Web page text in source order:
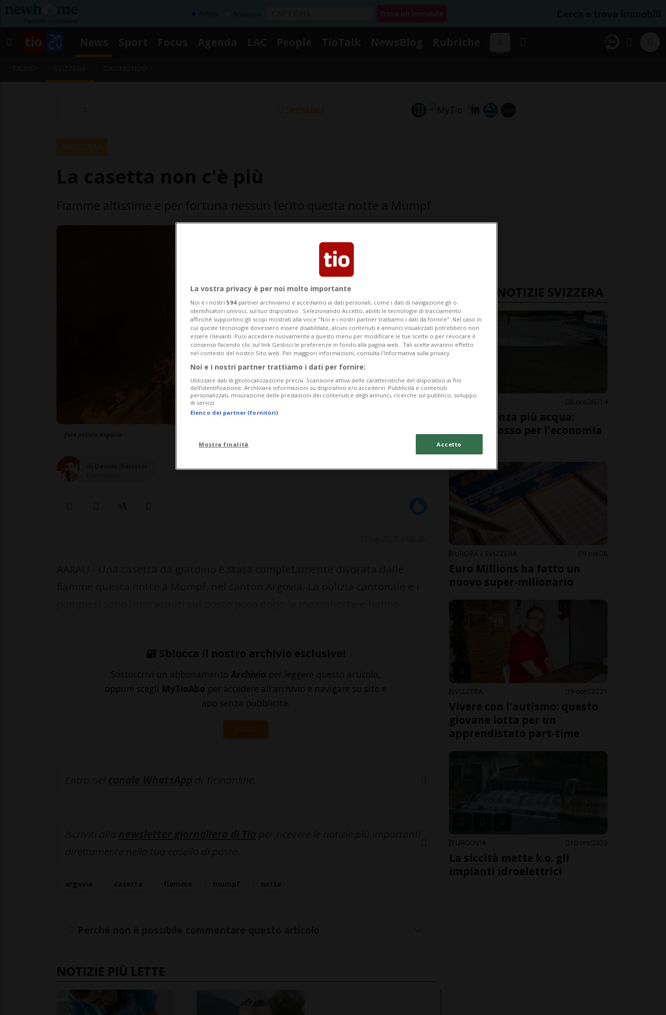
Segnalaci
🔐 Sblocca il nostro archivio esclusivo!
Sottoscrivi un abbonamento Archivio per leggere questo articolo,
oppure scegli MyTioAbo per accedere all'archivio e navigare su sito e
app senza pubblicità.
ACCEDI
NOTIZIE PIÙ LETTE
ULTIME NOTIZIE SVIZZERA
SVIZZERA 8 ore 6 14
Il Reno senza più acqua:
allarme rosso per l'economia
svizzera
EUROPA / SVIZZERA 9 ore 8
Euro Millions ha fatto un
nuovo super-milionario
SVIZZERA 9 ore 2 21
Vivere con l'autismo: questo
giovane lotta per un
apprendistato part-time
TURGOVIA 10 ore 3 9
La siccità mette k.o. gli
impianti idroelettrici
La vostra privacy è per noi molto importante
Noi e i nostri 594 partner archiviamo e accediamo ai dati personali, come i dati di navigazione gli o
identificatori univoci, sul tuo dispositivo . Selezionando Accetto, abiliti le tecnologie di tracciamento
affinché supportino gli scopi mostrati alla voce "Noi e i nostri partner trattiamo i dati da fornire". Nel caso in
cui queste tecnologie dovessero essere disabilitate, alcuni contenuti e annunci visualizzati potrebbero non
essere rilevanti. Puoi accedere nuovamente a questo menu per modificare le tue scelte o per revocare il
consenso facendo clic sul link Gestisci le preferenze in fondo alla pagina web.. Tali scelte avranno effetto
nel contesto del nostro Sito web. Per maggiori informazioni, consulta l'Informativa sulla privacy.
Noi e i nostri partner trattiamo i dati per fornire:
Utilizzare dati di geolocalizzazione precisi. Scansione attiva delle caratteristiche del dispositivo ai fini
dell’identificazione. Archiviare informazioni su dispositivo e/o accedervi. Pubblicità e contenuti
personalizzati, misurazione delle prestazioni dei contenuti e degli annunci, ricerche sul pubblico, sviluppo
di servizi.
Elenco dei partner (fornitori)
Mostra finalità Accetto